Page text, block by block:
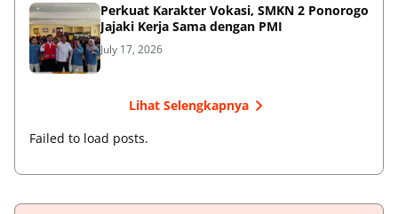
Perkuat Karakter Vokasi, SMKN 2 Ponorogo
Jajaki Kerja Sama dengan PMI
July 17, 2026
Lihat Selengkapnya
Failed to load posts.